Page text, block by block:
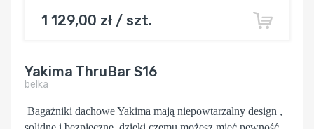
1 129,00 zł / szt.
Yakima ThruBar S16
belka
Bagażniki dachowe Yakima mają niepowtarzalny design ,